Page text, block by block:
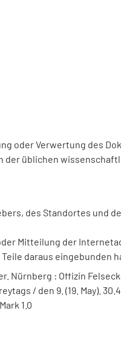
oder Verwertung des
der üblichen
des Standortes und
Mitteilung der
daraus eingebunden
: Offizin
/ den 9. (19. May).
1.0